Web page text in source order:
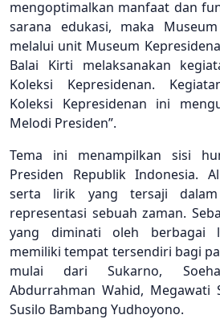
mengoptimalkan manfaat dan
sarana edukasi, maka
melalui unit Museum
Balai Kirti melaksanakan
Koleksi Kepresidenan.
Koleksi Kepresidenan ini
Melodi Presiden”.
Tema ini menampilkan sisi
Presiden Republik Indonesia.
serta lirik yang tersaji
representasi sebuah zaman.
yang diminati oleh berbagai
memiliki tempat tersendiri bagi
mulai dari Sukarno,
Abdurrahman Wahid, Megawati
Susilo Bambang Yudhoyono.